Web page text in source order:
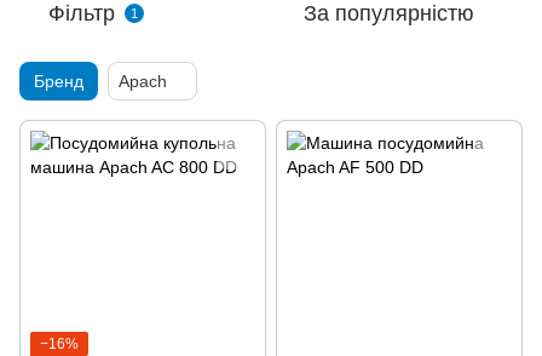
Фільтр 1 За популярністю
Бренд Apach
−16%